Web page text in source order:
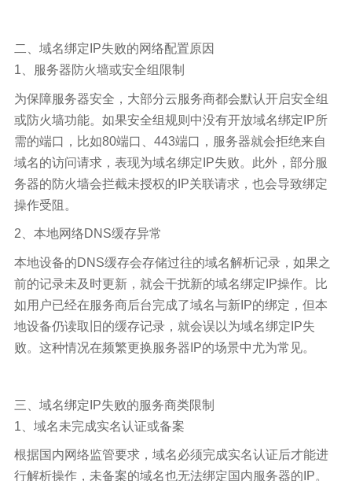
二、域名绑定IP失败的网络配置原因
1、服务器防火墙或安全组限制
为保障服务器安全，大部分云服务商都会默认开启安全组
或防火墙功能。如果安全组规则中没有开放域名绑定IP所
需的端口，比如80端口、443端口，服务器就会拒绝来自
域名的访问请求，表现为域名绑定IP失败。此外，部分服
务器的防火墙会拦截未授权的IP关联请求，也会导致绑定
操作受阻。
2、本地网络DNS缓存异常
本地设备的DNS缓存会存储过往的域名解析记录，如果之
前的记录未及时更新，就会干扰新的域名绑定IP操作。比
如用户已经在服务商后台完成了域名与新IP的绑定，但本
地设备仍读取旧的缓存记录，就会误以为域名绑定IP失
败。这种情况在频繁更换服务器IP的场景中尤为常见。
三、域名绑定IP失败的服务商类限制
1、域名未完成实名认证或备案
根据国内网络监管要求，域名必须完成实名认证后才能进
行解析操作，未备案的域名也无法绑定国内服务器的IP。